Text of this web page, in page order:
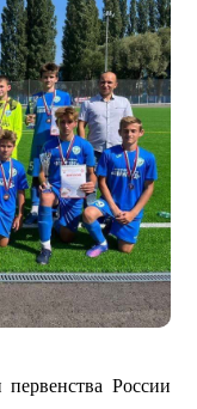
России